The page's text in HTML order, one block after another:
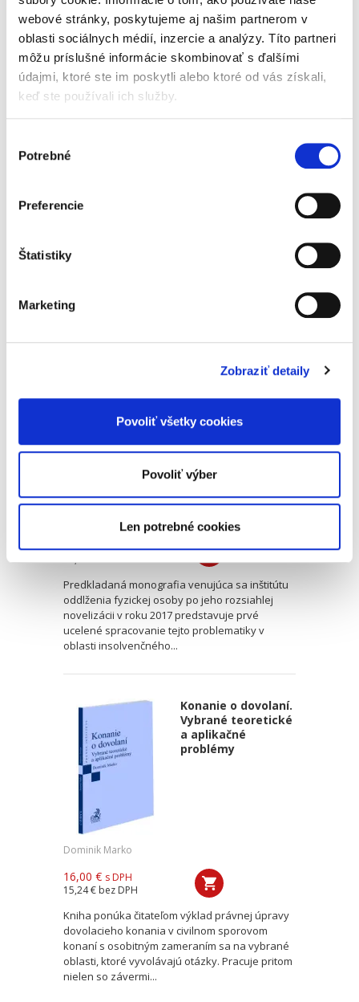
webové stránky, poskytujeme aj našim partnerom v
oblasti sociálnych médií, inzercie a analýzy. Títo partneri
môžu príslušné informácie skombinovať s ďalšími
údajmi, ktoré ste im poskytli alebo ktoré od vás získali,
keď ste používali ich služby.
súhlasu
Potrebné
Preferencie
Štatistiky
Marketing
Zobraziť detaily
Povoliť všetky cookies
Povoliť výber
Len potrebné cookies
Náhrada
nemajetkovej ujmy
pozostalých
25,00 €
Publikácia komplexne spracováva
závažného ublíženia na zdraví svojich blízkych
osôb. Úprava týchto vzťahov...
Oddlženie fyzickej
Jakub Dzimko
25,00 € s DPH
23,81 €bez DPH
Predkladaná monografia venujúca sa inštitútu
oddlženia fyzickej osoby po jeho rozsiahlej
novelizácii v roku 2017 predstavuje prvé
ucelené spracovanie tejto problematiky v
oblasti insolvenčného...
Konanie o dovolaní.
Vybrané teoretické
a aplikačné
problémy
Dominik Marko
16,00 € s DPH
15,24 € bez DPH
Kniha ponúka čitateľom výklad právnej úpravy
dovolacieho konania v civilnom sporovom
konaní s osobitným zameraním sa na vybrané
oblasti, ktoré vyvolávajú otázky. Pracuje pritom
nielen so závermi...